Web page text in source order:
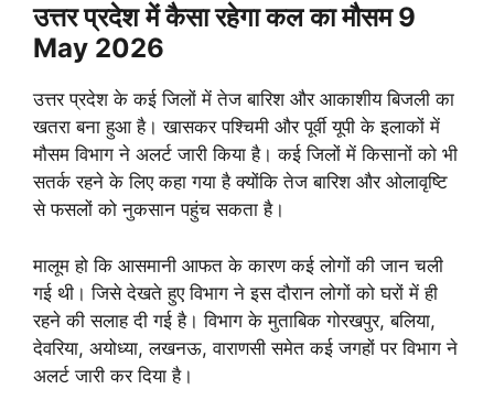
उत्तर प्रदेश में कैसा रहेगा कल का मौसम 9
May 2026
उत्तर प्रदेश के कई जिलों में तेज बारिश और आकाशीय बिजली का
खतरा बना हुआ है। खासकर पश्चिमी और पूर्वी यूपी के इलाकों में
मौसम विभाग ने अलर्ट जारी किया है। कई जिलों में किसानों को भी
सतर्क रहने के लिए कहा गया है क्योंकि तेज बारिश और ओलावृष्टि
से फसलों को नुकसान पहुंच सकता है।
मालूम हो कि आसमानी आफत के कारण कई लोगों की जान चली
गई थी। जिसे देखते हुए विभाग ने इस दौरान लोगों को घरों में ही
रहने की सलाह दी गई है। विभाग के मुताबिक गोरखपुर, बलिया,
देवरिया, अयोध्या, लखनऊ, वाराणसी समेत कई जगहों पर विभाग ने
अलर्ट जारी कर दिया है।